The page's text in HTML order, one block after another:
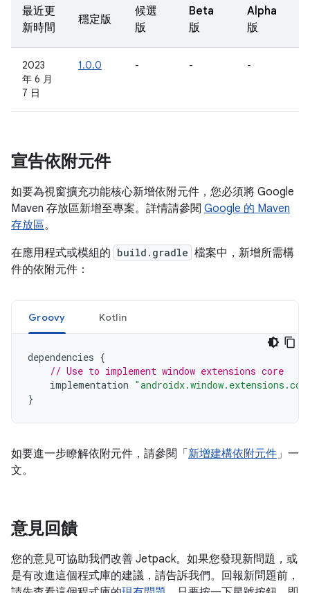
最近更
新時間
穩定版
候選
版
Beta
版
Alpha
版
2023
年 6 月
7 日
1.0.0 - - -
宣告依附元件
如要為視窗擴充功能核心新增依附元件，您必須將 Google
Maven 存放區新增至專案。詳情請參閱 Google 的 Maven
存放區。
在應用程式或模組的 build.gradle 檔案中，新增所需構
件的依附元件：
Groovy Kotlin
dependencies {
// Use to implement window extensions core
implementation
}
如要進一步瞭解依附元件，請參閱「 新增建構依附元件」一
文。
意見回饋
您的意見可協助我們改善 Jetpack。如果您發現新問題，或
是有改進這個程式庫的建議，請告訴我們。回報新問題前，